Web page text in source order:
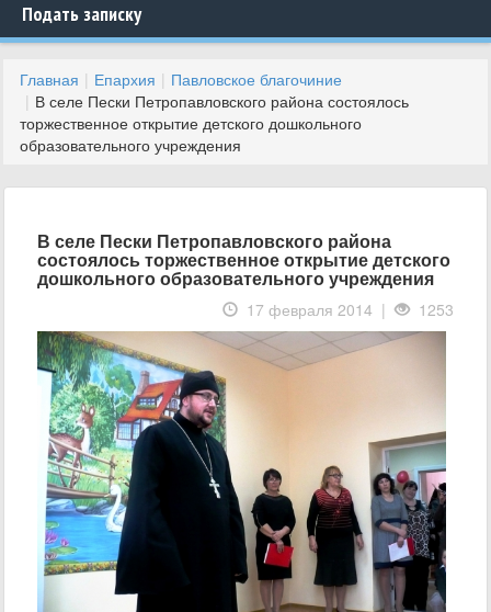
Подать записку
Главная Епархия
Павловское благочиние
В селе Пески Петропавловского района состоялось
торжественное открытие детского дошкольного
образовательного учреждения
В селе Пески Петропавловского района
состоялось торжественное открытие детского
дошкольного образовательного учреждения
17 февраля 2014 | 1253